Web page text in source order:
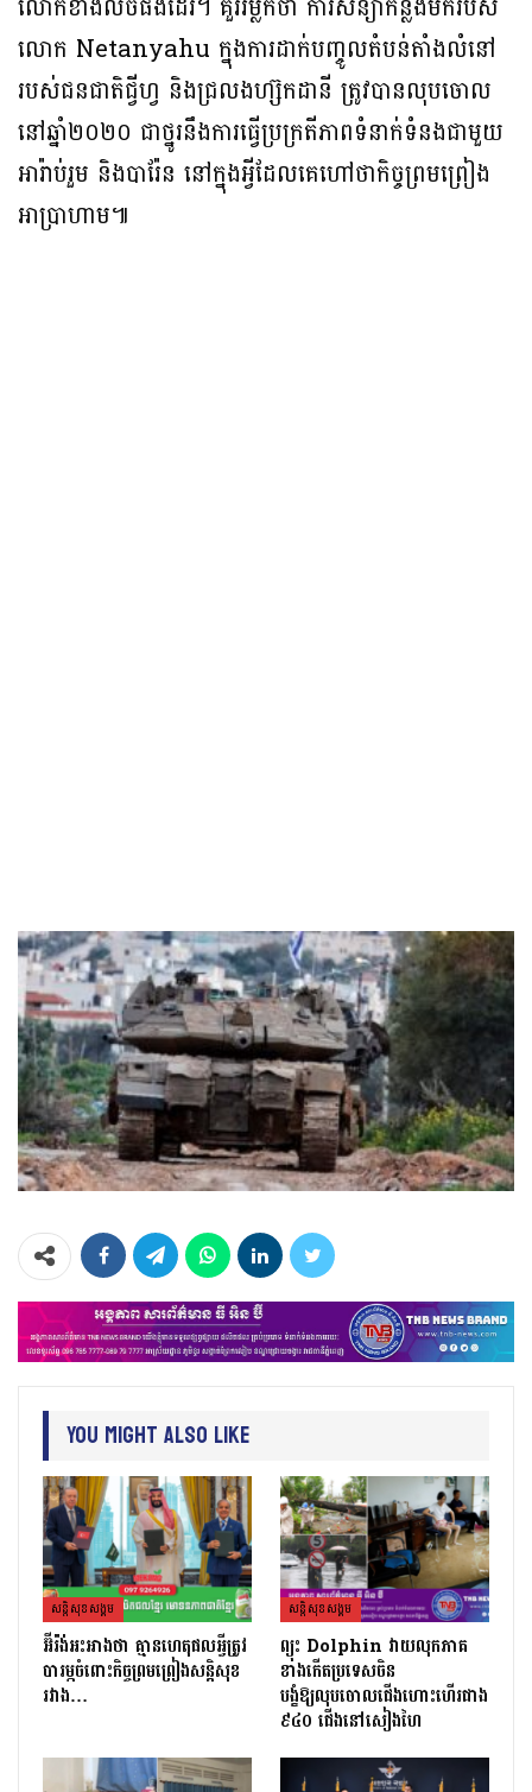
លោក Netanyahu ក្នុងការដាក់បញ្ចូលតំបន់តាំងលំនៅ
របស់ជនជាតិជ្វីហ្វ និងជ្រលងហ្ស៊កដានី ត្រូវបានលុបចោល
នៅឆ្នាំ២០២០ ជាថ្នូរនឹងការធ្វើប្រក្រតីភាពទំនាក់ទំនងជាមួយ
អារ៉ាប់រួម និងបារ៉ែន នៅក្នុងអ្វីដែលគេហៅថាកិច្ចព្រមព្រៀង
អាប្រាហាម៕
You Might Also Like
សន្តិសុខសង្គម
អ៊ីរ៉ង់អះអាងថា គ្មានហេតុផលអ្វីត្រូវ
បារម្ភចំពោះកិច្ចព្រមព្រៀងសន្តិសុខ
រវាង…
សន្តិសុខសង្គម
ព្យុះ Dolphin វាយលុកភាគ
ខាងកើតប្រទេសចិន
បង្ខំឱ្យលុបចោលជើងហោះហើរជាង
៩៤០ ជើងនៅសៀងហៃ